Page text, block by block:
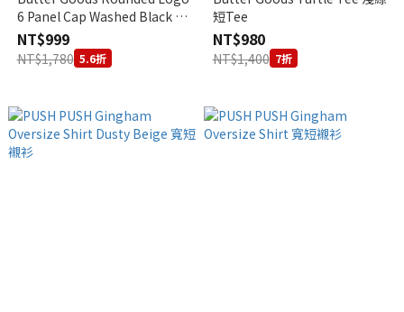
6 Panel Cap Washed Black 老
帽
NT$999
NT$1,780 5.6折
短Tee
NT$980
NT$1,400 7折